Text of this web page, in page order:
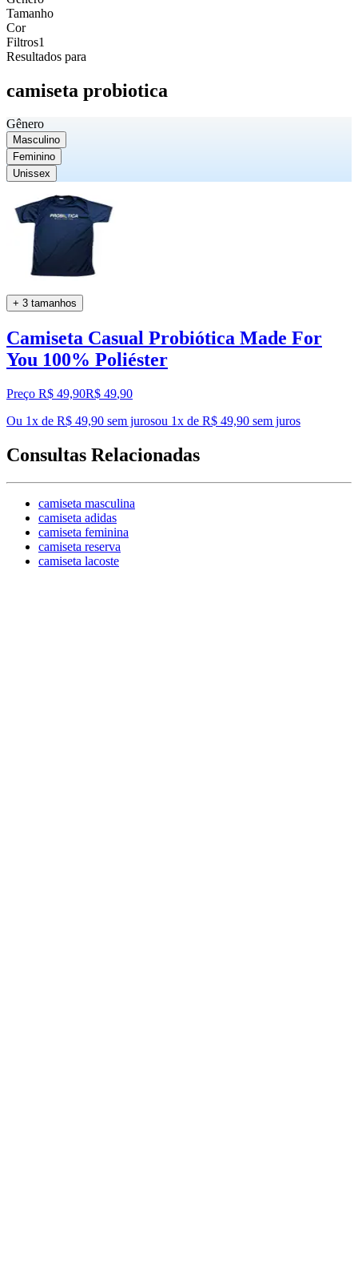
Tamanho
Cor
Filtros1
Resultados para
camiseta probiotica
Gênero
Masculino
Feminino
Unissex
+ 3 tamanhos
Camiseta Casual Probiótica Made For
You 100% Poliéster
Preço R$ 49,90R$ 49,90
Ou 1x de R$ 49,90 sem jurosou 1x de R$ 49,90 sem juros
Consultas Relacionadas
camiseta masculina
camiseta adidas
camiseta feminina
camiseta reserva
camiseta lacoste